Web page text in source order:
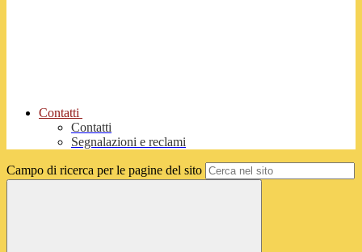
Contatti
Contatti
Segnalazioni e reclami
Campo di ricerca per le pagine del sito